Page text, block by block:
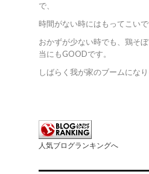
で、
時間がない時にはもってこいで
おかずが少ない時でも、鶏そ
当にもGOODです。
しばらく我が家のブームにな
人気ブログランキングへ